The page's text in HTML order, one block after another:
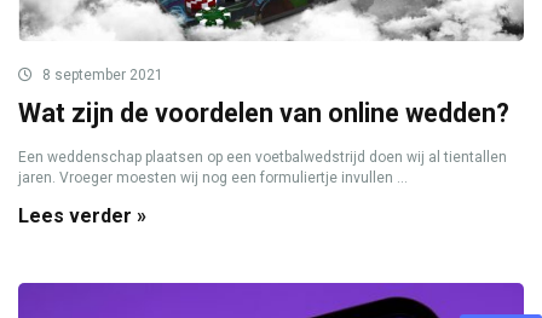
8 september 2021
Wat zijn de voordelen van online wedden?
Een weddenschap plaatsen op een voetbalwedstrijd doen wij al tientallen
jaren. Vroeger moesten wij nog een formuliertje invullen ...
Lees verder »